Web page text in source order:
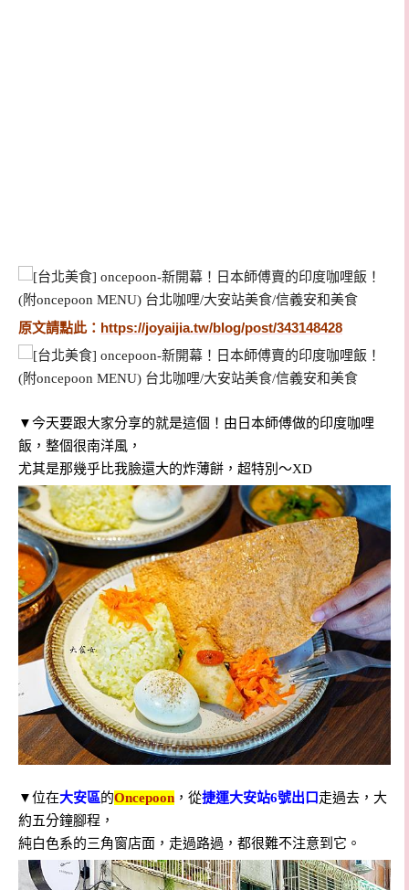
原文請點此： https://joyaijia.tw/blog/post/343148428
▼今天要跟大家分享的就是這個！由日本師傅做的印度咖哩
飯，整個很南洋風，
尤其是那幾乎比我臉還大的炸薄餅，超特別～XD
▼位在大安區的Oncepoon ，從捷運大安站6號出口 走過去，大
約五分鐘腳程，
純白色系的三角窗店面，走過路過，都很難不注意到它。